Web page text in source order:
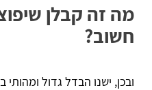
מה זה קבלן
חשוב?
ובכן, ישנו הבדל גדול ומהותי